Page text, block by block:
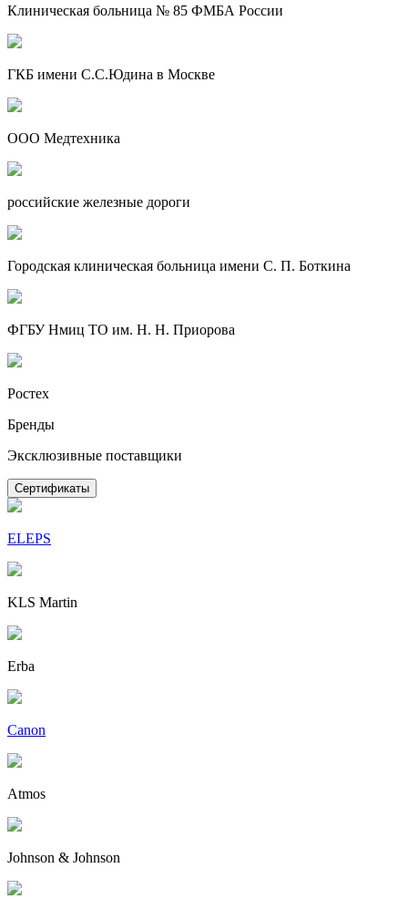
Клиническая больница № 85 ФМБА России
ГКБ имени С.С.Юдина в Москве
ООО Медтехника
российские железные дороги
Городская клиническая больница имени С. П. Боткина
ФГБУ Нмиц ТО им. Н. Н. Приорова
Ростех
Бренды
Эксклюзивные поставщики
Сертификаты
ELEPS
KLS Martin
Erba
Canon
Atmos
Johnson & Johnson